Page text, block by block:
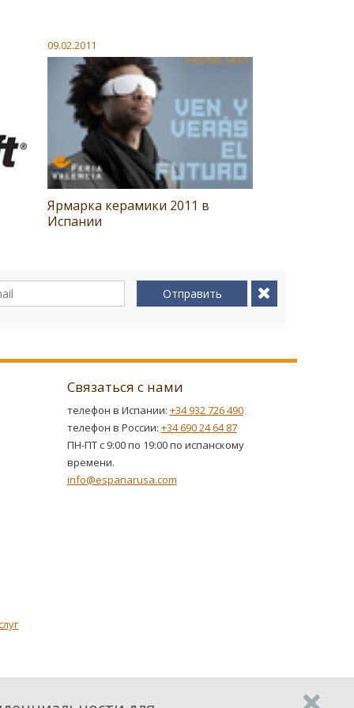
09.02.2011
Ярмарка керамики 2011 в
Испании
Отправить
Связаться с нами
телефон в Испании: +34 932 726 490
телефон в России: +34 690 24 64 87
ПН-ПТ с 9:00 по 19:00 по испанскому
времени.
info@espanarusa.com